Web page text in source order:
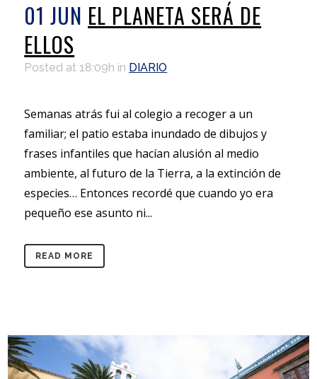
01 JUN EL PLANETA SERÁ DE
ELLOS
Posted at 18:09h in DIARIO
Semanas atrás fui al colegio a recoger a un
familiar; el patio estaba inundado de dibujos y
frases infantiles que hacían alusión al medio
ambiente, al futuro de la Tierra, a la extinción de
especies… Entonces recordé que cuando yo era
pequeño ese asunto ni...
READ MORE